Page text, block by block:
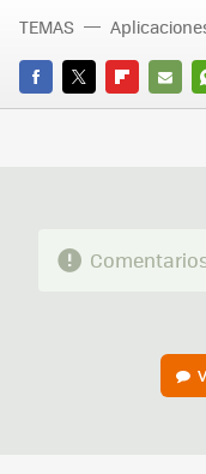
FACEBOOK
TWITTERFLIPBOARD
E-
TEMAS